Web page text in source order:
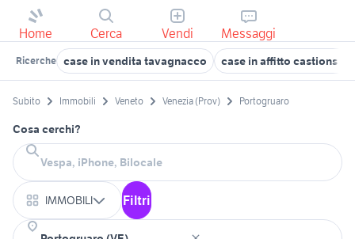
Home Cerca Vendi Messaggi
Ricerche case in vendita tavagnacco case in affitto castions di
Subito Immobili Veneto Venezia (Prov) Portogruaro
Cosa cerchi?
IMMOBILI Filtri